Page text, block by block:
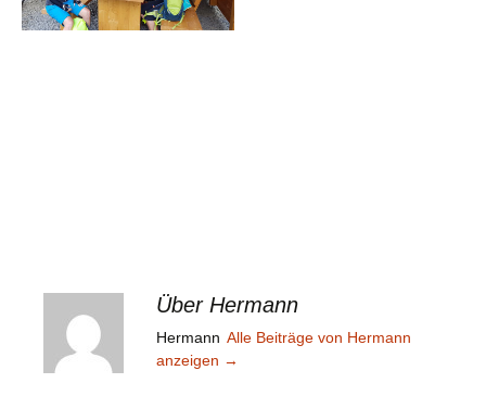
Über Hermann
Hermann Alle Beiträge von Hermann
anzeigen →